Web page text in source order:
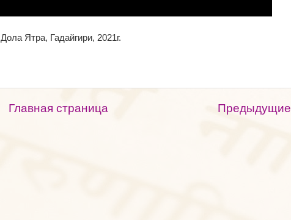
Дола Ятра, Гадайгири, 2021г.
Предыдущие
Главная страница